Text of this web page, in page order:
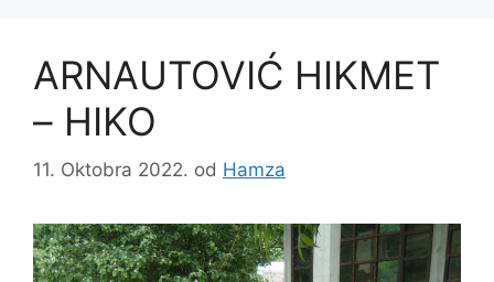
ARNAUTOVIĆ HIKMET
– HIKO
11. Oktobra 2022. od Hamza